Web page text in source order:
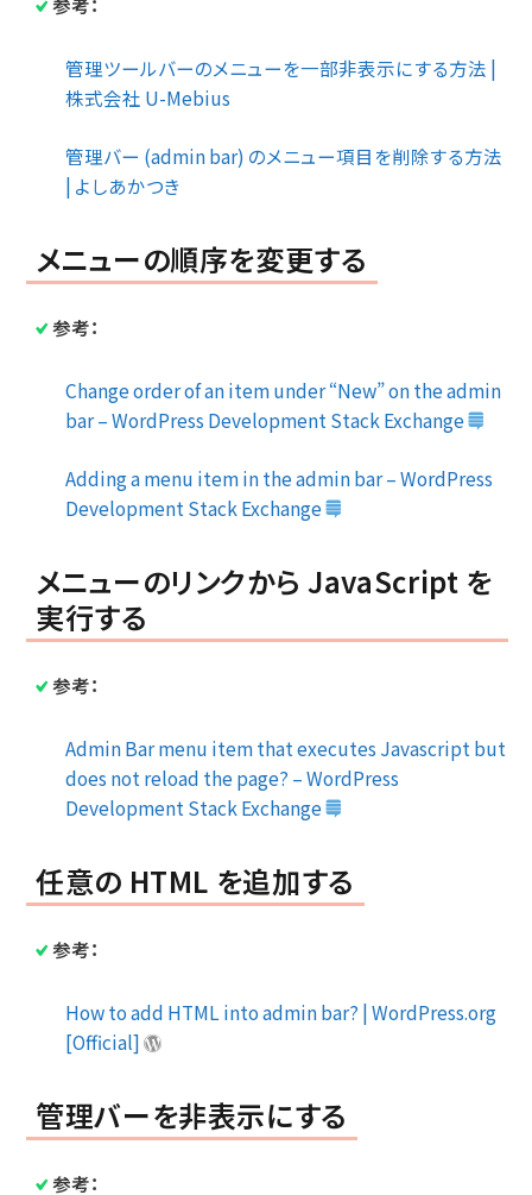
管理ツールバーのメニューを一部非表示にする方法 |
株式会社 U-Mebius
管理バー (admin bar) のメニュー項目を削除する方法
| よしあかつき
メニューの順序を変更する
参考：
Change order of an item under “New” on the admin
bar – WordPress Development Stack Exchange
Adding a menu item in the admin bar – WordPress
Development Stack Exchange
メニューのリンクから JavaScript を
実行する
参考：
Admin Bar menu item that executes Javascript but
does not reload the page? – WordPress
Development Stack Exchange
任意の HTML を追加する
参考：
How to add HTML into admin bar? | WordPress.org
[Official]
管理バーを非表示にする
参考：